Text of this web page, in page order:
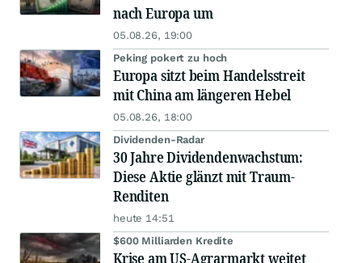
nach Europa um
05.08.26, 19:00
Peking pokert zu hoch
Europa sitzt beim Handelsstreit
mit China am längeren Hebel
05.08.26, 18:00
Dividenden-Radar
30 Jahre Dividendenwachstum:
Diese Aktie glänzt mit Traum-
Renditen
heute 14:51
$600 Milliarden Kredite
Krise am US-Agrarmarkt weitet